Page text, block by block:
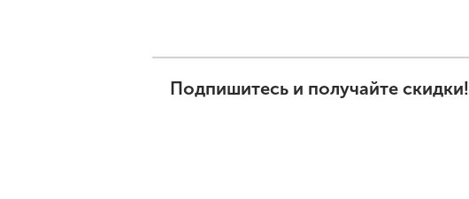
Подпишитесь и получайте скидки!